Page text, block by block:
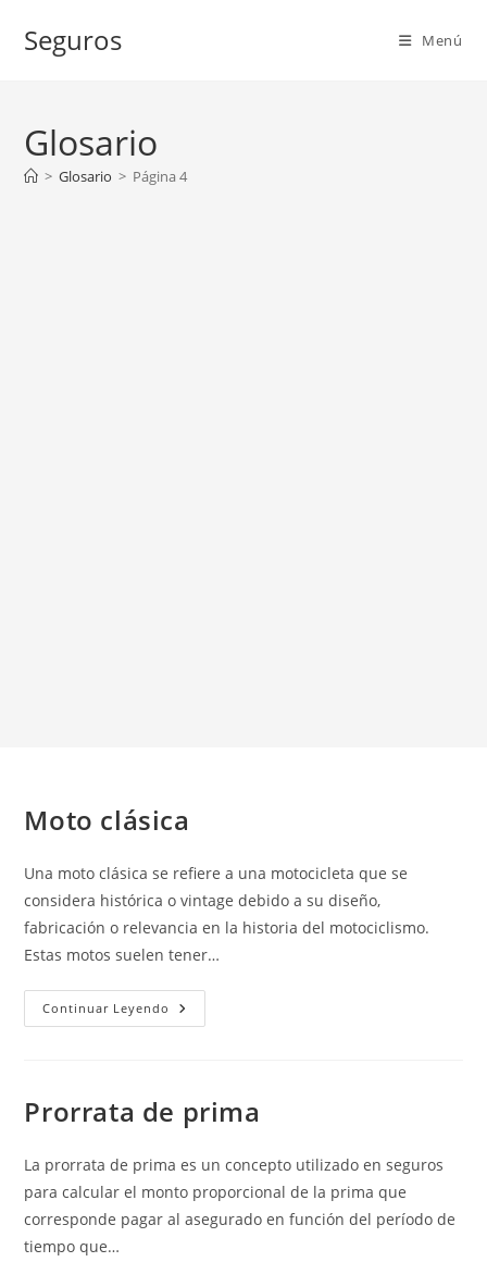
Seguros Menú
Glosario
> Glosario > Página 4
Moto clásica
Una moto clásica se refiere a una motocicleta que se
considera histórica o vintage debido a su diseño,
fabricación o relevancia en la historia del motociclismo.
Estas motos suelen tener…
Continuar Leyendo Moto
Clásica
Prorrata de prima
La prorrata de prima es un concepto utilizado en seguros
para calcular el monto proporcional de la prima que
corresponde pagar al asegurado en función del período de
tiempo que…